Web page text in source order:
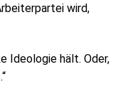
wird,
Ideologie hält. Oder,